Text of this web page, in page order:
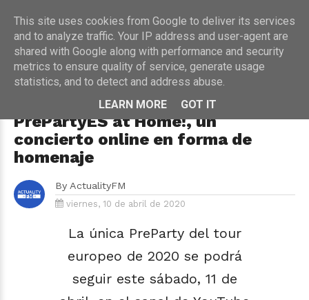
HOME›EUROVISION
La mitad de artistas de Eurovisión
2020 participarán en la
PrePartyES at Home!, un
concierto online en forma de
homenaje
By ActualityFM
viernes, 10 de abril de 2020
La única PreParty del tour
europeo de 2020 se podrá
seguir este sábado, 11 de
This site uses cookies from Google to deliver its services
and to analyze traffic. Your IP address and user-agent are
shared with Google along with performance and security
metrics to ensure quality of service, generate usage
statistics, and to detect and address abuse.
LEARN MORE
GOT IT